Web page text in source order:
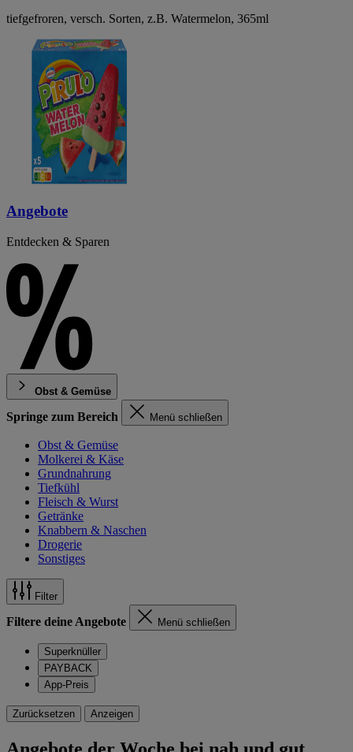
tiefgefroren, versch. Sorten, z.B. Watermelon, 365ml
Angebote
Entdecken & Sparen
Obst & Gemüse
Springe zum Bereich Menü schließen
Obst & Gemüse
Molkerei & Käse
Grundnahrung
Tiefkühl
Fleisch & Wurst
Getränke
Knabbern & Naschen
Drogerie
Sonstiges
Filter
Filtere deine Angebote Menü schließen
Superknüller
PAYBACK
App-Preis
Zurücksetzen Anzeigen